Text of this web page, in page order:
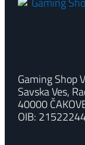
Gaming Shop
Savska Ves,
40000
OIB: